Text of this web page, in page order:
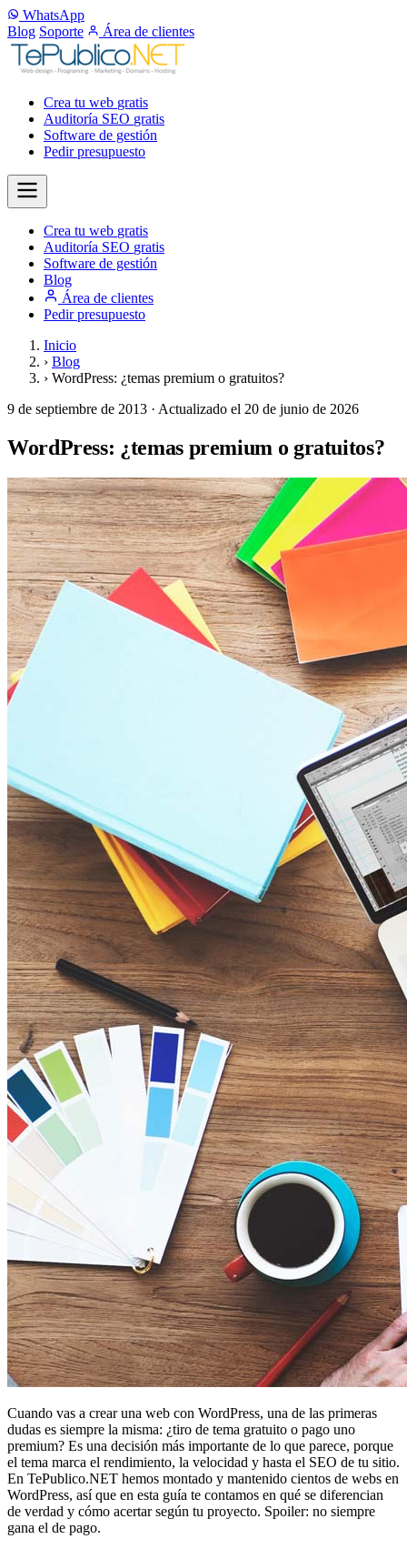
WhatsApp
Blog Soporte Área de clientes
Crea tu web gratis
Auditoría SEO gratis
Software de gestión
Pedir presupuesto
Crea tu web gratis
Auditoría SEO gratis
Software de gestión
Blog
Área de clientes
Pedir presupuesto
Inicio
› Blog
› WordPress: ¿temas premium o gratuitos?
9 de septiembre de 2013 · Actualizado el 20 de junio de 2026
WordPress: ¿temas premium o gratuitos?
Cuando vas a crear una web con WordPress, una de las primeras
dudas es siempre la misma: ¿tiro de tema gratuito o pago uno
premium? Es una decisión más importante de lo que parece, porque
el tema marca el rendimiento, la velocidad y hasta el SEO de tu sitio.
En TePublico.NET hemos montado y mantenido cientos de webs en
WordPress, así que en esta guía te contamos en qué se diferencian
de verdad y cómo acertar según tu proyecto. Spoiler: no siempre
gana el de pago.